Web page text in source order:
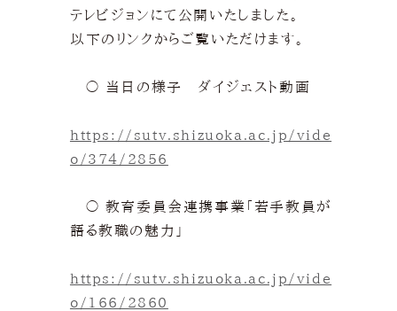
テレビジョンにて公開いたしました。
以下のリンクからご覧いただけます。
〇 当日の様子 ダイジェスト動画
https://sutv.shizuoka.ac.jp/vide
o/374/2856
〇 教育委員会連携事業「若手教員が
語る教職の魅力」
https://sutv.shizuoka.ac.jp/vide
o/166/2860